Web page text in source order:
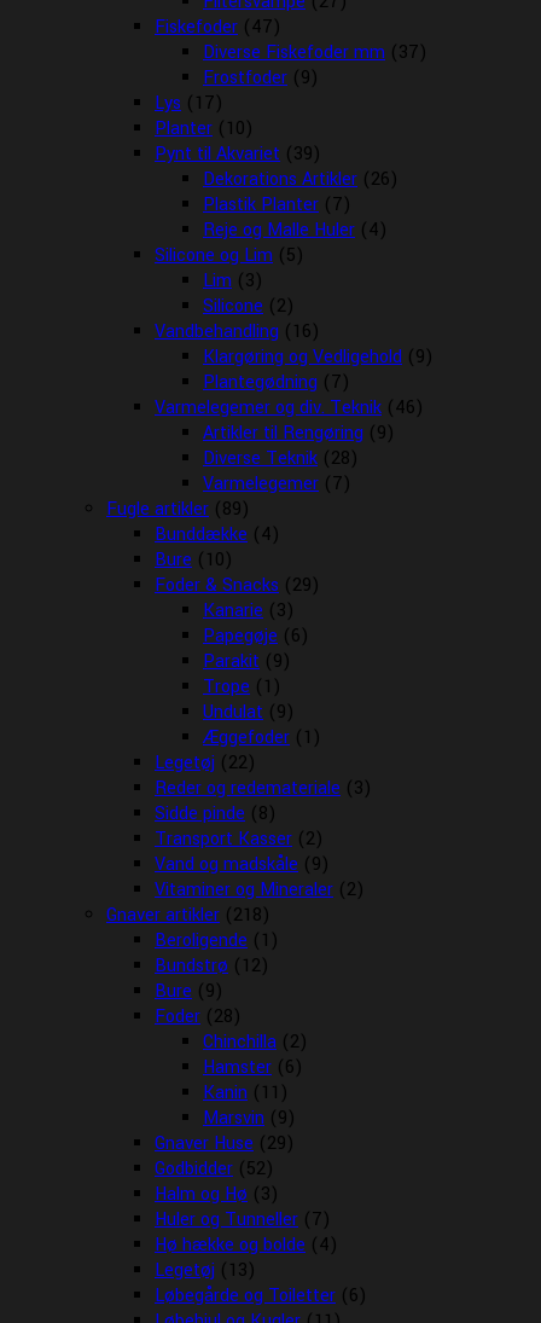
Fiskefoder (47)
Diverse Fiskefoder mm (37)
Frostfoder (9)
Lys (17)
Planter (10)
Pynt til Akvariet (39)
Dekorations Artikler (26)
Plastik Planter (7)
Reje og Malle Huler (4)
Silicone og Lim (5)
Lim (3)
Silicone (2)
Vandbehandling (16)
Klargøring og Vedligehold (9)
Plantegødning (7)
Varmelegemer og div. Teknik (46)
Artikler til Rengøring (9)
Diverse Teknik (28)
Varmelegemer (7)
Fugle artikler (89)
Bunddække (4)
Bure (10)
Foder & Snacks (29)
Kanarie (3)
Papegøje (6)
Parakit (9)
Trope (1)
Undulat (9)
Æggefoder (1)
Legetøj (22)
Reder og redemateriale (3)
Sidde pinde (8)
Transport Kasser (2)
Vand og madskåle (9)
Vitaminer og Mineraler (2)
Gnaver artikler (218)
Beroligende (1)
Bundstrø (12)
Bure (9)
Foder (28)
Chinchilla (2)
Hamster (6)
Kanin (11)
Marsvin (9)
Gnaver Huse (29)
Godbidder (52)
Halm og Hø (3)
Huler og Tunneller (7)
Hø hække og bolde (4)
Legetøj (13)
Løbegårde og Toiletter (6)